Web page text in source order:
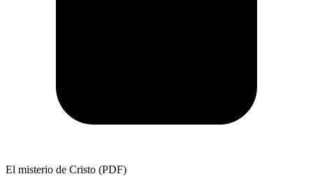
El misterio de Cristo (PDF)